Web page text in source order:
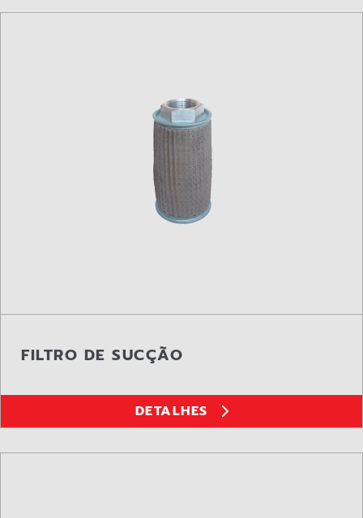
FILTRO DE SUCÇÃO
DETALHES